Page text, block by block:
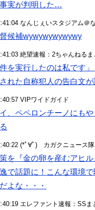
実が判明した…
なんじぇいスタジアム＠
候補wywywywywywy
絶望速報：2ちゃんねる
件を実行したのは私です
れた自称犯人の告白文が
VIPワイドガイド
イ、ペペロンチーノにも
(*ﾟ∀ﾟ)ゞカガクニュース隊
を『金の卵を産むアヒ
で話題に！こんな環境
よな・・・
エレファント速報：SSま